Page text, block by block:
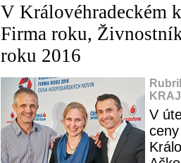
V Královéhradeckém
Firma roku,
roku 2016
V